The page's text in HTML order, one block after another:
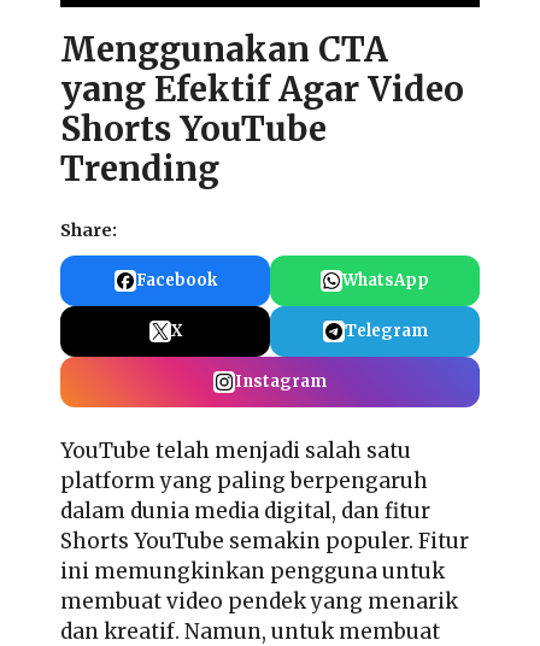
Menggunakan CTA
yang Efektif Agar Video
Shorts YouTube
Trending
Share:
Facebook WhatsApp
X Telegram
Instagram
YouTube telah menjadi salah satu
platform yang paling berpengaruh
dalam dunia media digital, dan fitur
Shorts YouTube semakin populer. Fitur
ini memungkinkan pengguna untuk
membuat video pendek yang menarik
dan kreatif. Namun, untuk membuat